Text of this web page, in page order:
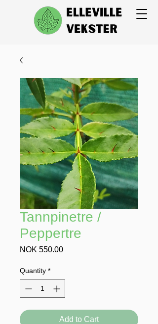
Tannpinetre /
Peppertre
NOK 550.00Price
Quantity *
Add to Cart